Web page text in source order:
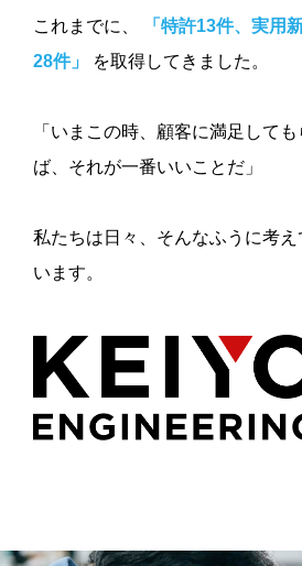
これまでに、
「特許13件、実用
28件」
を取得してきました。
「いまこの時、顧客に満足して
ば、それが一番いいことだ」
私たちは日々、そんなふうに考
います。